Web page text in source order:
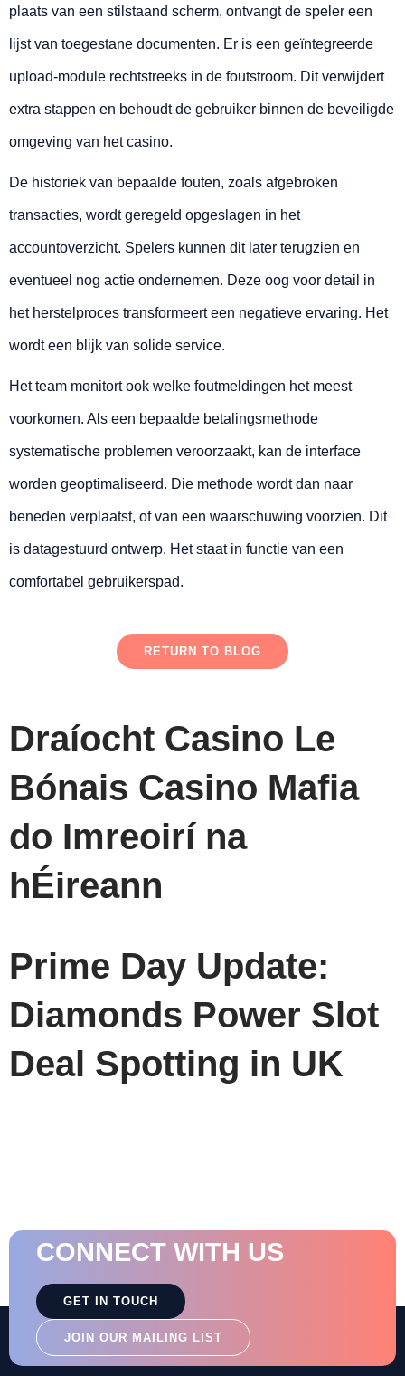
plaats van een stilstaand scherm, ontvangt de speler een
lijst van toegestane documenten. Er is een geïntegreerde
upload-module rechtstreeks in de foutstroom. Dit verwijdert
extra stappen en behoudt de gebruiker binnen de beveiligde
omgeving van het casino.
De historiek van bepaalde fouten, zoals afgebroken
transacties, wordt geregeld opgeslagen in het
accountoverzicht. Spelers kunnen dit later terugzien en
eventueel nog actie ondernemen. Deze oog voor detail in
het herstelproces transformeert een negatieve ervaring. Het
wordt een blijk van solide service.
Het team monitort ook welke foutmeldingen het meest
voorkomen. Als een bepaalde betalingsmethode
systematische problemen veroorzaakt, kan de interface
worden geoptimaliseerd. Die methode wordt dan naar
beneden verplaatst, of van een waarschuwing voorzien. Dit
is datagestuurd ontwerp. Het staat in functie van een
comfortabel gebruikerspad.
RETURN TO BLOG
Draíocht Casino Le
Bónais Casino Mafia
do Imreoirí na
hÉireann
Prime Day Update:
Diamonds Power Slot
Deal Spotting in UK
CONNECT WITH US
GET IN TOUCH
JOIN OUR MAILING LIST